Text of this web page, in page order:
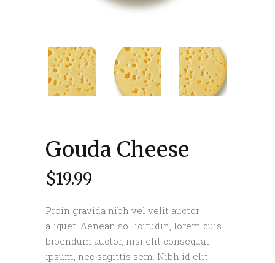
Gouda Cheese
$19.99
Proin gravida nibh vel velit auctor
aliquet. Aenean sollicitudin, lorem quis
bibendum auctor, nisi elit consequat
ipsum, nec sagittis sem. Nibh id elit.